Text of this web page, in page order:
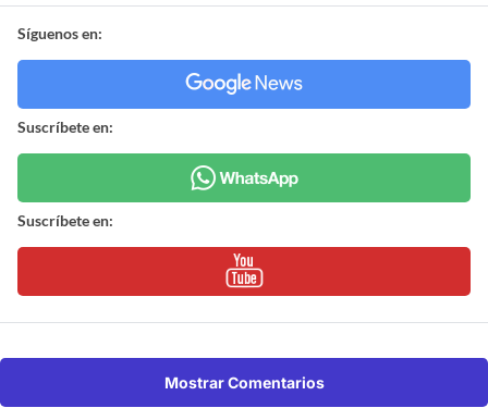
Síguenos en:
Suscríbete en:
Suscríbete en:
Mostrar Comentarios